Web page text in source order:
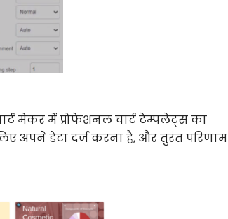
मेकर में प्रोफेशनल चार्ट टेम्पलेट्स का
डेटा दर्ज करना है, और तुरंत परिणाम